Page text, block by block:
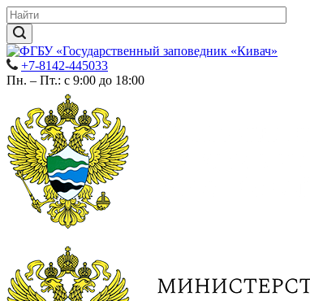
+7-8142-445033
Пн. – Пт.: с 9:00 до 18:00